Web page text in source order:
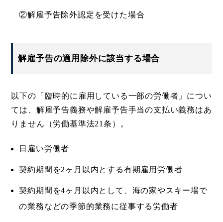
②解雇予告除外認定を受けた場合
解雇予告の適用除外に該当する場合
以下の「臨時的に雇用している一部の労働者」につい
ては、解雇予告義務や解雇予告手当の支払い義務はあ
りません（労働基準法21条）。
日雇い労働者
契約期間を2ヶ月以内とする有期雇用労働者
契約期間を4ヶ月以内として、海の家やスキー場で
の業務などの季節的業務に従事する労働者